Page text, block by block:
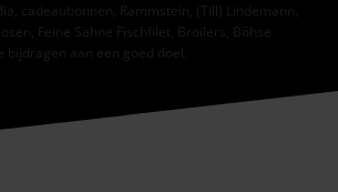
cadeaubonnen, Rammstein, (Till) Lindemann,
Feine Sahne Fischfilet, Broilers, Böhse
bijdragen aan een goed doel.